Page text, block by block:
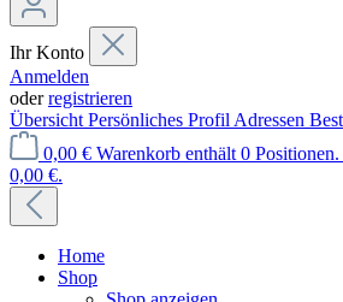
Ihr Konto
Anmelden
oderregistrieren
Übersicht Persönliches Profil Adressen
0,00 € Warenkorb enthält 0
0,00 €.
Home
Shop